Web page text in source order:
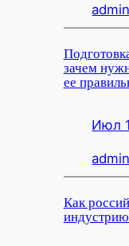
admin
зачем
ее
Июл
admin
Как
индустрию